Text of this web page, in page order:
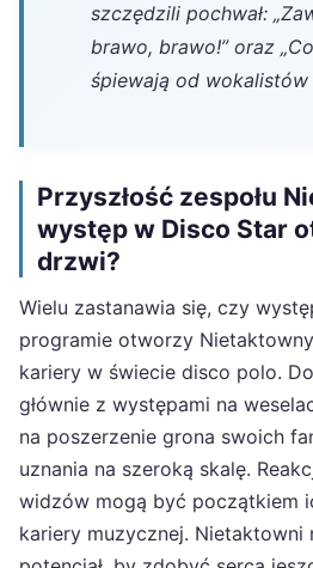
szczędzili pochwał:
brawo, brawo!”oraz
śpiewają od wokalistów
Przyszłość zespołu
występ w Disco Star
drzwi?
Wielu zastanawia się, czy
programie otworzy
kariery w świecie disco polo.
głównie z występami na
na poszerzenie grona swoich
uznania na szeroką skalę.
widzów mogą być początkiem
kariery muzycznej. Nietaktowni